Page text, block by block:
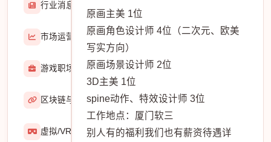
行业消息
市场运营 8407
游戏职场 2929
区块链与游戏467
虚拟/VR/AR 933
原画主美 1位
原画角色设计师 4位（二次元、欧美
写实方向）
原画场景设计师 2位
3D主美 1位
spine动作、特效设计师 3位
工作地点：厦门软三
别人有的福利我们也有薪资待遇详